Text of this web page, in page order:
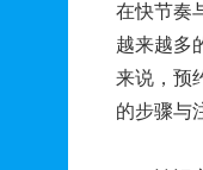
在快节奏
越来越多
来说，预
的步骤与